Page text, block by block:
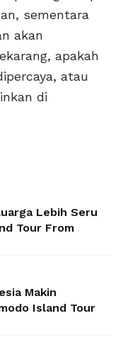
sementara
akan
apakah
atau
di
Lebih Seru
Tour From
Makin
Island Tour